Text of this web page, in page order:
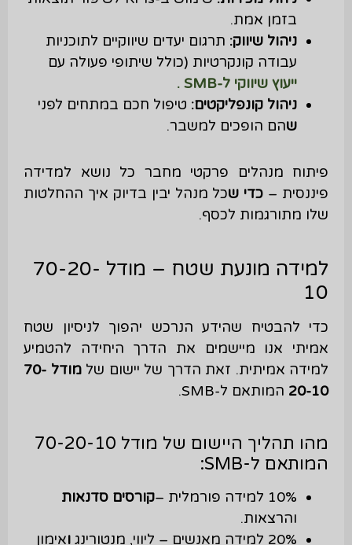
בזמן אמת.
ניהול שיווק: תרגום יעדים שיווקיים לתוכניות
עבודה קונקרטיות (כולל שיתופי פעולה עם
ייעוץ שיווקי ל-SMB .
ניהול קונפליקטים: טיפול חכם במתחים לפני
שהם הופכים למשבר.
פיתוח מנהלים פרקטי מחבר כל נושא למדידה
פיננסית – כדי שכל מנהל יבין בדיוק איך ההחלטות
שלו מתורגמות לכסף.
למידה מונעת שטח – מודל 70-20-
10
כדי להבטיח שהידע הנרכש יהפוך לניסיון שטח
אמיתי אנו מיישמים את הדרך היחידה להטמיע
למידה אמיתית. זאת הדרך של יישום של
מודל 70-
20-10 המותאם ל-SMB.
מהו תהליך היישום של מודל 70-20-10
המותאם ל-SMB:
10% למידה פורמלית – קורסים סדנאות
והרצאות.
20% למידה מאנשים – ליווי, מנטורינג
ואימון